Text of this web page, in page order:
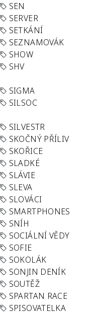
SEN
SERVER
SETKÁNÍ
SEZNAMOVÁK
SHOW
SHV
SIGMA
SILSOC
SILVESTR
SKOČNÝ PŘÍLIV
SKOŘICE
SLADKÉ
SLÁVIE
SLEVA
SLOVÁCI
SMARTPHONES
SNÍH
SOCIÁLNÍ VĚDY
SOFIE
SOKOLÁK
SONJIN DENÍK
SOUTĚŽ
SPARTAN RACE
SPISOVATELKA